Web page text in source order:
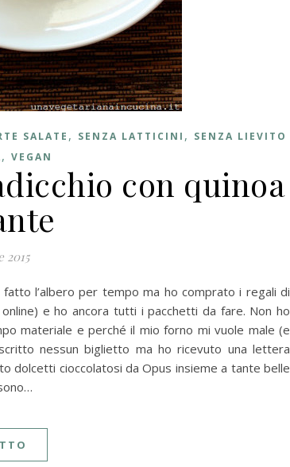
SALATE , SENZA LATTICINI , SENZA LIEVITO
, VEGAN
con quinoa
2015
l’albero per tempo ma ho comprato i regali di
e ho ancora tutti i pacchetti da fare. Non ho
materiale e perché il mio forno mi vuole male (e
nessun biglietto ma ho ricevuto una lettera
dolcetti cioccolatosi da Opus insieme a tante belle